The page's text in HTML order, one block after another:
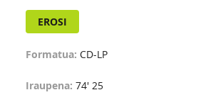
EROSI
Formatua: CD-LP
Iraupena: 74' 25